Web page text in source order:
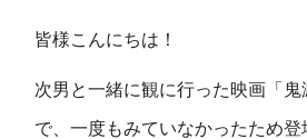
皆様こんにちは！
次男と一緒に観に行った映画「
で、一度もみていなかったため